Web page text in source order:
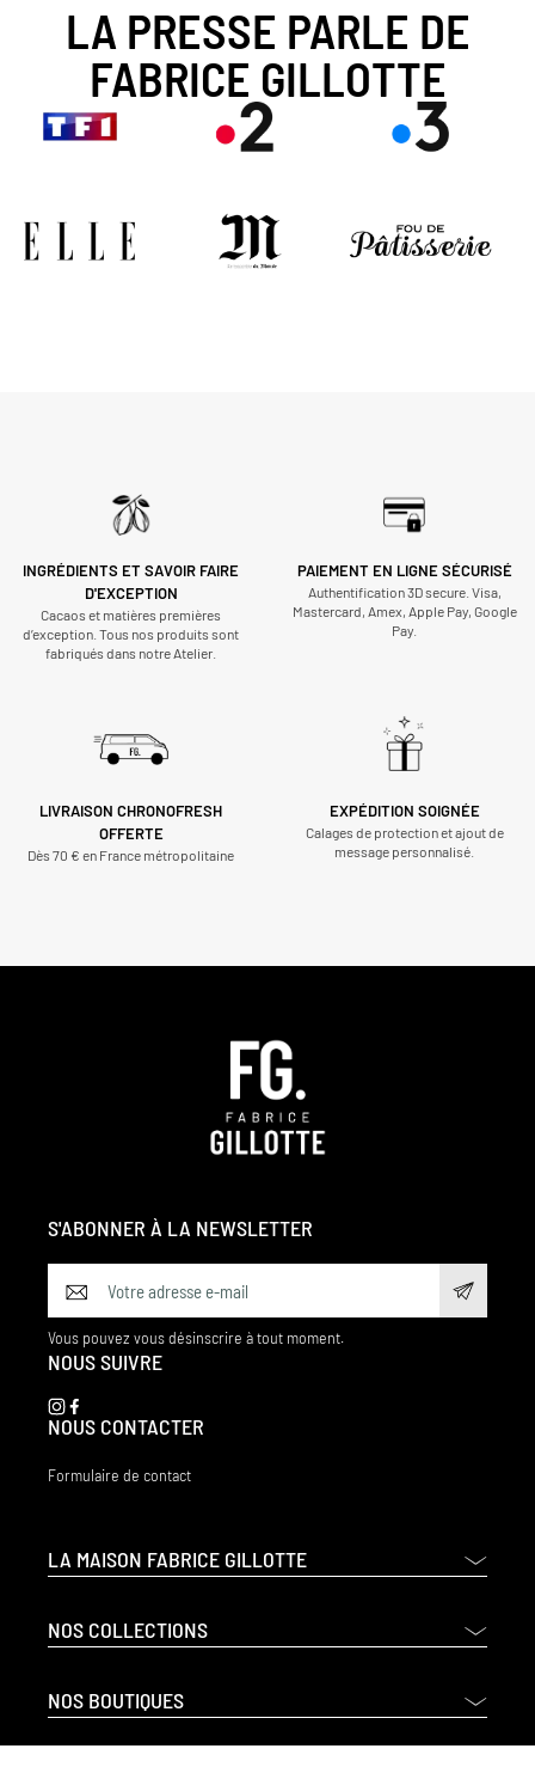
LA PRESSE PARLE DE
FABRICE GILLOTTE
INGRÉDIENTS ET SAVOIR FAIRE
D'EXCEPTION
Cacaos et matières premières
d’exception. Tous nos produits sont
fabriqués dans notre Atelier.
PAIEMENT EN LIGNE SÉCURISÉ
Authentification 3D secure. Visa,
Mastercard, Amex, Apple Pay, Google
Pay.
LIVRAISON CHRONOFRESH
OFFERTE
Dès 70 € en France métropolitaine
EXPÉDITION SOIGNÉE
Calages de protection et ajout de
message personnalisé.
LA MAISON FABRICE GILLOTTE
NOS COLLECTIONS
NOS BOUTIQUES
S'ABONNER À LA NEWSLETTER
Vous pouvez vous désinscrire à tout moment.
NOUS SUIVRE
NOUS CONTACTER
Formulaire de contact